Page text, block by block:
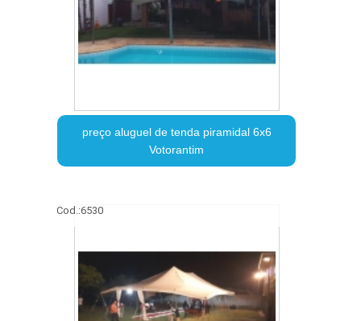
preço aluguel de tenda piramidal 6x6
Votorantim
Cod.:6530